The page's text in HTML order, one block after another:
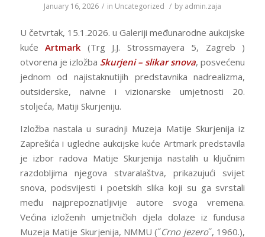
January 16, 2026 / in Uncategorized / by admin.zaja
U četvrtak, 15.1.2026. u Galeriji međunarodne aukcijske
kućeArtmark (Trg J.J. Strossmayera 5, Zagreb )
otvorena je izložba Skurjeni – slikar snova, posvećenu
jednom od najistaknutijih predstavnika nadrealizma,
outsiderske, naivne i vizionarske umjetnosti 20.
stoljeća, Matiji Skurjeniju.
Izložba nastala u suradnji Muzeja Matije Skurjenija iz
Zaprešića i ugledne aukcijske kuće Artmark predstavila
je izbor radova Matije Skurjenija nastalih u ključnim
razdobljima njegova stvaralaštva, prikazujući svijet
snova, podsvijesti i poetskih slika koji su ga svrstali
među najprepoznatljivije autore svoga vremena.
Većina izloženih umjetničkih djela dolaze iz fundusa
Muzeja Matije Skurjenija, NMMU (˝Crno jezero˝, 1960.),